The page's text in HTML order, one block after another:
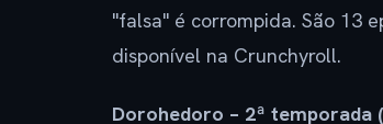
"falsa" é corrompida. São 13
disponível na Crunchyroll.
Dorohedoro – 2ª temporada